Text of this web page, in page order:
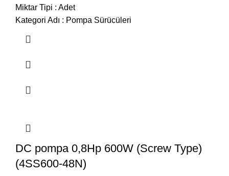
Miktar Tipi : Adet
Kategori Adı : Pompa Sürücüleri
DC pompa 0,8Hp 600W (Screw Type)
(4SS600-48N)